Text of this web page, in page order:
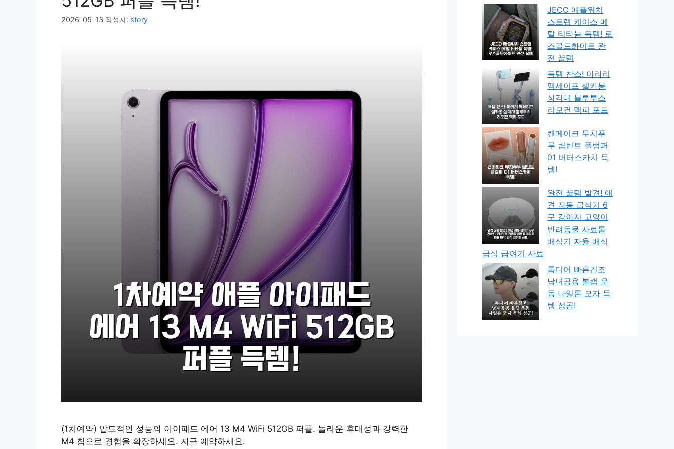
2026-05-13 작성자: story
(1차예약) 압도적인 성능의 아이패드 에어 13 M4 WiFi 512GB 퍼플. 놀라운 휴대성과 강력한
M4 칩으로 경험을 확장하세요. 지금 예약하세요.
JECO 애플워치
스트랩 케이스 메
탈 티타늄 득템! 로
즈골드화이트 완
전 꿀템
득템 찬스! 아라리
맥세이프 셀카봉
삼각대 블루투스
리모컨 맥피 포드
캔메이크 무치푸
루 립틴트 플럼퍼
01 버터스카치 득
템!
완전 꿀템 발견! 애
견 자동 급식기 6
구 강아지 고양이
반려동물 사료통
배식기 자율 배식
급식 급여기 사료
톰디어 빠른건조
남녀공용 볼캡 운
동 나일론 모자 득
템 성공!